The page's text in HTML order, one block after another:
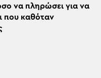
να πληρώσει για να
που καθόταν